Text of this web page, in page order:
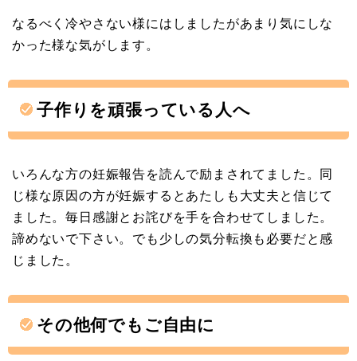
なるべく冷やさない様にはしましたがあまり気にしな
かった様な気がします。
子作りを頑張っている人へ
いろんな方の妊娠報告を読んで励まされてました。同
じ様な原因の方が妊娠するとあたしも大丈夫と信じて
ました。毎日感謝とお詫びを手を合わせてしました。
諦めないで下さい。でも少しの気分転換も必要だと感
じました。
その他何でもご自由に